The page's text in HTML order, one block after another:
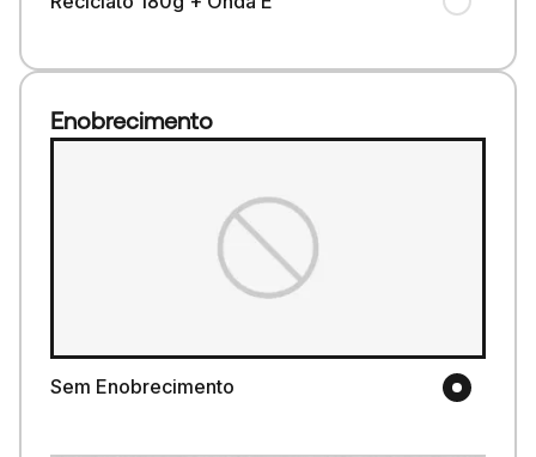
Enobrecimento
Sem Enobrecimento